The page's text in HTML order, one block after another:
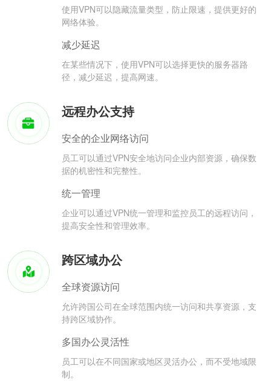
使用VPN可以隐藏流量类型，防止限速，提供更好的
网络体验。
减少延迟
在某些情况下，使用VPN可以选择更快的服务器路
径，减少延迟，提高网速。
远程办公支持
安全的企业网络访问
员工可以通过VPN安全地访问企业内部资源，确保数
据的机密性和完整性。
统一管理
企业可以通过VPN统一管理和监控员工的远程访问，
提高安全性和管理效率。
跨区域办公
全球资源访问
允许跨国公司在全球范围内统一访问和共享资源，支
持跨区域协作。
多国办公灵活性
员工可以在不同国家或地区灵活办公，而不受地域限
制。